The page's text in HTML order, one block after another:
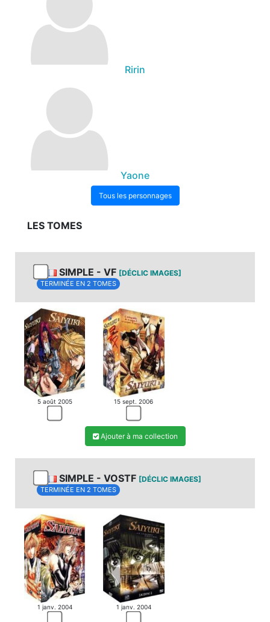
Ririn
Yaone
Tous les personnages
LES TOMES
SIMPLE - VF [DÉCLIC IMAGES]
TERMINÉE EN 2 TOMES
5 août 2005 15 sept. 2006
Ajouter à ma collection
SIMPLE - VOSTF [DÉCLIC IMAGES]
TERMINÉE EN 2 TOMES
1 janv. 2004 1 janv. 2004